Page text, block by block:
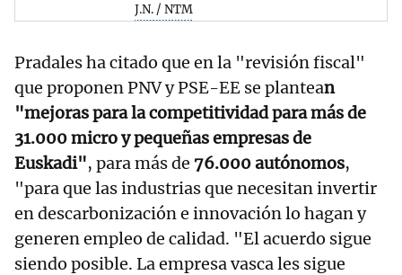
J.N. / NTM
Pradales ha citado que en la "revisión fiscal"
que proponen PNV y PSE-EE se plantean
"mejoras para la competitividad para más de
31.000 micro y pequeñas empresas de
Euskadi", para más de 76.000 autónomos,
"para que las industrias que necesitan invertir
en descarbonización e innovación lo hagan y
generen empleo de calidad. "El acuerdo sigue
siendo posible. La empresa vasca les sigue